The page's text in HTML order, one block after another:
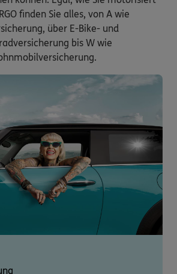
finden Sie alles, von A wie
über E-Bike- und
bis W wie